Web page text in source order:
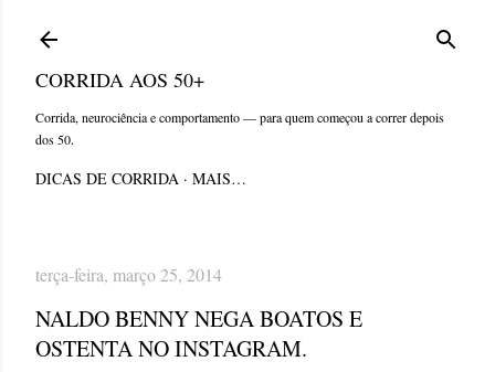
CORRIDA AOS 50+
Corrida, neurociência e comportamento — para quem começou a correr depois
dos 50.
DICAS DE CORRIDA MAIS…
terça-feira, março 25, 2014
NALDO BENNY NEGA BOATOS E
OSTENTA NO INSTAGRAM.